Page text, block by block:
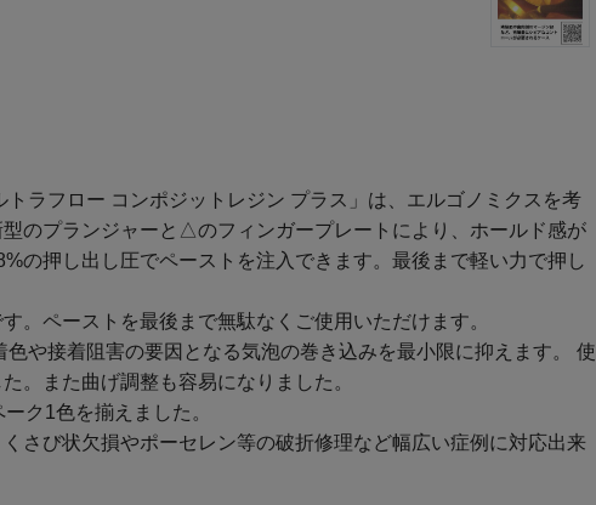
ラフロー コンポジットレジン プラス」は、エルゴノミクスを考
のプランジャーと△のフィンガープレートにより、ホールド感が
の押し出し圧でペーストを注入できます。最後まで軽い力で押し
。ペーストを最後まで無駄なくご使用いただけます。
や接着阻害の要因となる気泡の巻き込みを最小限に抑えます。 使
。また曲げ調整も容易になりました。
ク1色を揃えました。
び状欠損やポーセレン等の破折修理など幅広い症例に対応出来